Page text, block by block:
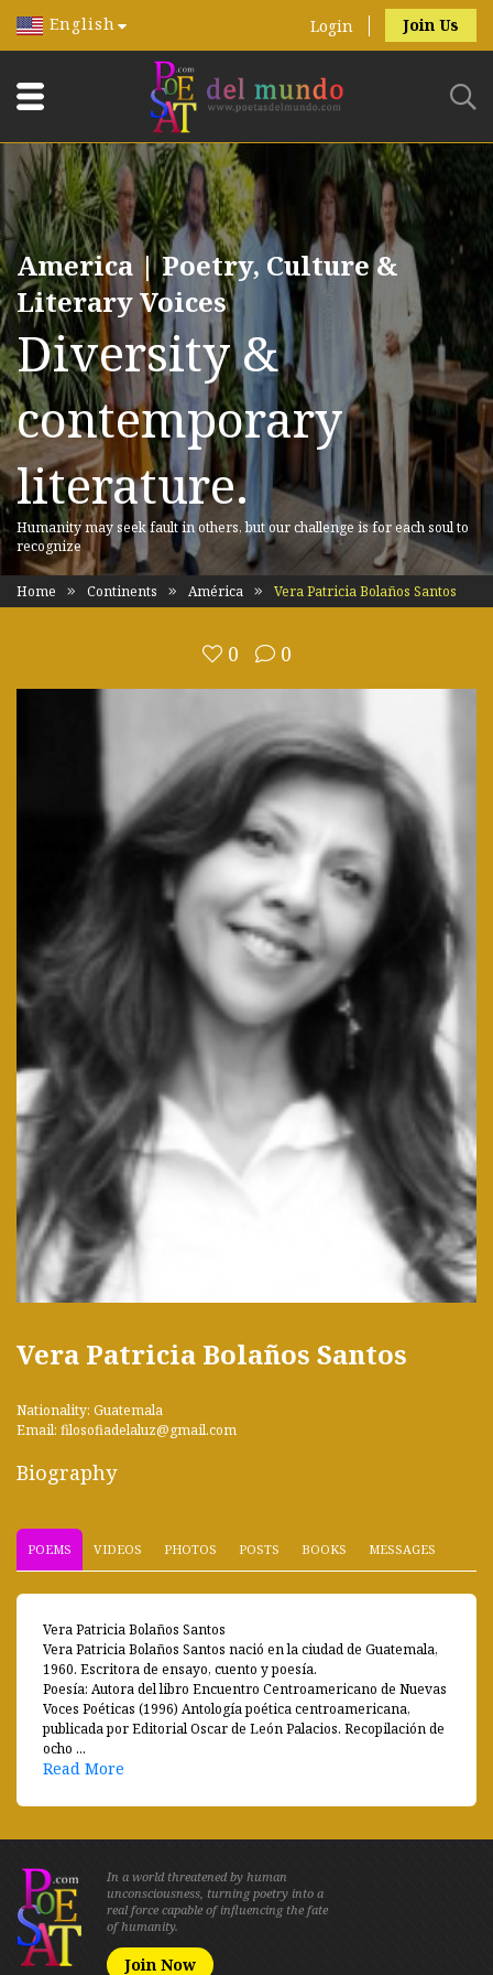
English Login Join Us
America | Poetry, Culture &
Literary Voices
Diversity &
contemporary
literature.
Humanity may seek fault in others, but our challenge is for each soul to
recognize
Home Continents América Vera Patricia Bolaños Santos
0 0
Vera Patricia Bolaños Santos
Nationality: Guatemala
Email: filosofiadelaluz@gmail.com
Biography
POEMS VIDEOS PHOTOS POSTS BOOKS MESSAGES
Vera Patricia Bolaños Santos
Vera Patricia Bolaños Santos nació en la ciudad de Guatemala,
1960. Escritora de ensayo, cuento y poesía.
Poesía: Autora del libro Encuentro Centroamericano de Nuevas
Voces Poéticas (1996) Antología poética centroamericana,
publicada por Editorial Oscar de León Palacios. Recopilación de
ocho ...
Read More
In a world threatened by human
unconsciousness, turning poetry into a
real force capable of influencing the fate
of humanity.
Join Now